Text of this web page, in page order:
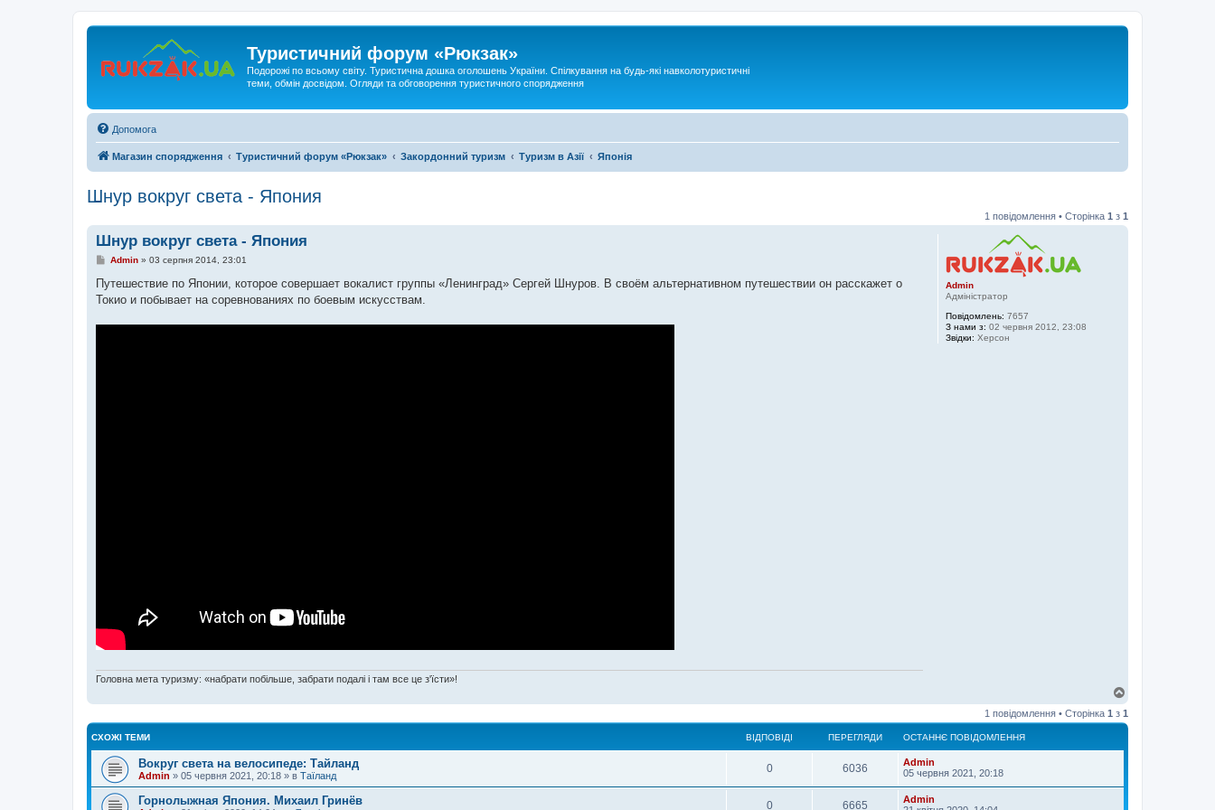
Туристичний форум «Рюкзак»
Подорожі по всьому світу. Туристична дошка оголошень України. Спілкування на будь-які навколотуристичні
теми, обмін досвідом. Огляди та обговорення туристичного спорядження
Допомога
Магазин спорядження Туристичний форум «Рюкзак» Закордонний туризм Туризм в Азії Японія
Шнур вокруг света - Япония
1 повідомлення • Сторінка 1 з 1
Admin
Адміністратор
Повідомлень: 7657
З нами з: 02 червня 2012, 23:08
Звідки: Херсон
Шнур вокруг света - Япония
П
в
і
д
м
Admin» 03 серпня 2014, 23:01
Путешествие по Японии, которое совершает вокалист группы «Ленинград» Сергей Шнуров. В своём альтернативном путешествии он расскажет о
Токио и побывает на соревнованиях по боевым искусствам.
Головна мета туризму: «набрати побільше, забрати подалі і там все це з'їсти»!
г
о
1 повідомлення • Сторінка 1 з 1
СХОЖІ ТЕМИ ВІДПОВІДІ ПЕРЕГЛЯДИ ОСТАННЄ ПОВІДОМЛЕННЯ
Вокруг света на велосипеде: Тайланд
Admin » 05 червня 2021, 20:18 » в Таїланд
0 6036
Admin
05 червня 2021, 20:18
Горнолыжная Япония. Михаил Гринёв 0 6665
Admin